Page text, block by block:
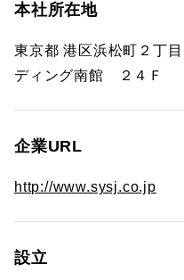
本社所在地
東京都 港区浜松町２丁
ディング南館 ２４Ｆ
企業URL
http://www.sysj.co.jp
設立